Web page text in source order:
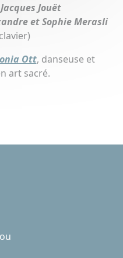
Jouët
et Sophie Merasli
Ott, danseuse et
art sacré.